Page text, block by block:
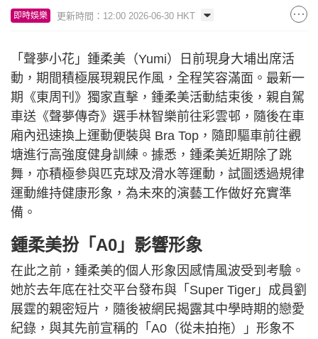
即時娛樂 更新時間：12:00 2026-06-30 HKT
「聲夢小花」鍾柔美（Yumi）日前現身大埔出席活
動，期間積極展現親民作風，全程笑容滿面。最新一
期《東周刊》獨家直擊，鍾柔美活動結束後，親自駕
車送《聲夢傳奇》選手林智樂前往彩雲邨，隨後在車
廂內迅速換上運動便裝與 Bra Top，隨即驅車前往觀
塘進行高強度健身訓練。據悉，鍾柔美近期除了跳
舞，亦積極參與匹克球及滑水等運動，試圖透過規律
運動維持健康形象，為未來的演藝工作做好充實準
備。
鍾柔美扮「A0」影響形象
在此之前，鍾柔美的個人形象因感情風波受到考驗。
她於去年底在社交平台發布與「Super Tiger」成員劉
展霆的親密短片，隨後被網民揭露其中學時期的戀愛
紀錄，與其先前宣稱的「A0（從未拍拖）」形象不